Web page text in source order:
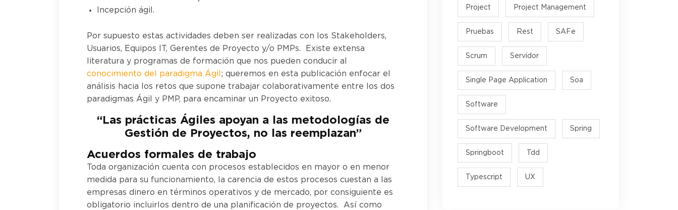
Incepción ágil.
Por supuesto estas actividades deben ser realizadas con los Stakeholders,
Usuarios, Equipos IT, Gerentes de Proyecto y/o PMPs. Existe extensa
literatura y programas de formación que nos pueden conducir al
conocimiento del paradigma Ágil ; queremos en esta publicación enfocar el
análisis hacia los retos que supone trabajar colaborativamente entre los dos
paradigmas Ágil y PMP, para encaminar un Proyecto exitoso.
“Las prácticas Ágiles apoyan a las metodologías de
Gestión de Proyectos, no las reemplazan”
Acuerdos formales de trabajo
Toda organización cuenta con procesos establecidos en mayor o en menor
medida para su funcionamiento, la carencia de estos procesos cuestan a las
empresas dinero en términos operativos y de mercado, por consiguiente es
obligatorio incluirlos dentro de una planificación de proyectos. Así como
Project Project Management
Pruebas Rest SAFe
Scrum Servidor
Single Page Application Soa
Software
Software Development Spring
Springboot Tdd
Typescript UX